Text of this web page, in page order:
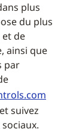
plus
du plus
de
ainsi que
par
suivez